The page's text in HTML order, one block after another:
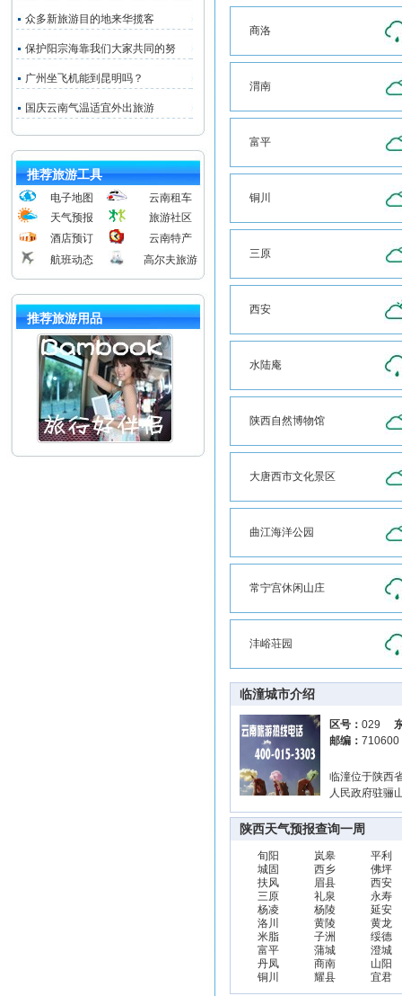
众多新旅游目的地来华揽客
保护阳宗海靠我们大家共同的努
广州坐飞机能到昆明吗？
国庆云南气温适宜外出旅游
推荐旅游工具
电子地图
云南租车
天气预报
旅游社区
酒店预订
云南特产
航班动态
高尔夫旅游
推荐旅游用品
商洛
渭南
富平
铜川
三原
西安
水陆庵
陕西自然博物馆
大唐西市文化景区
曲江海洋公园
常宁宫休闲山庄
沣峪荘园
临潼城市介绍
区号： 029
邮编：
临潼位于陕西
人民政府驻骊
陕西天气预报查询一周
旬阳 岚皋
平利
城固
西乡
佛坪
扶风
眉县
西安
三原
礼泉
永寿
杨凌
杨陵
延安
洛川
黄陵
黄龙
米脂
子洲
绥德
富平
蒲城
澄城
丹凤
商南
山阳
铜川
耀县 宜君